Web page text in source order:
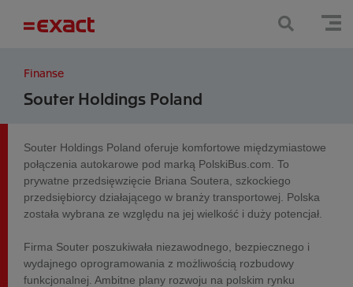
Finanse
Souter Holdings Poland
Souter Holdings Poland oferuje komfortowe międzymiastowe
połączenia autokarowe pod marką PolskiBus.com. To
prywatne przedsięwzięcie Briana Soutera, szkockiego
przedsiębiorcy działającego w branży transportowej. Polska
została wybrana ze względu na jej wielkość i duży potencjał.
Firma Souter poszukiwała niezawodnego, bezpiecznego i
wydajnego oprogramowania z możliwością rozbudowy
funkcjonalnej. Ambitne plany rozwoju na polskim rynku